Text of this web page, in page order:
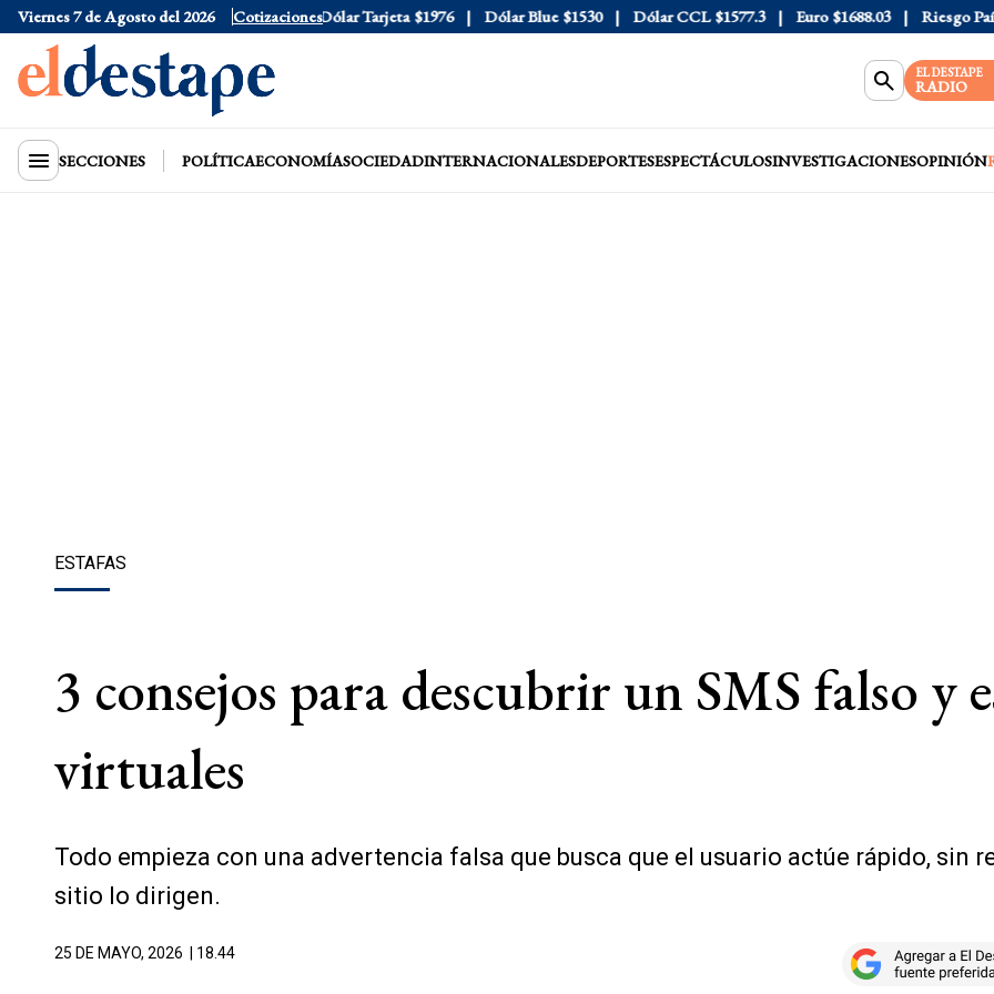
Viernes 7 de Agosto del 2026 Cotizaciones
Dólar Oficial $1520 Dólar Tarjeta $1976 Dólar Blue $1530 Dólar CCL $1577.3 Euro $1688.03 Riesgo País
EL DESTAPE
RADIO
SECCIONES POLÍTICAECONOMÍASOCIEDADINTERNACIONALESDEPORTESESPECTÁCULOSINVESTIGACIONESOPINIÓN
ESTAFAS
3 consejos para descubrir un SMS falso y
virtuales
Todo empieza con una advertencia falsa que busca que el usuario actúe rápido, sin
sitio lo dirigen.
25 DE MAYO, 2026 | 18.44